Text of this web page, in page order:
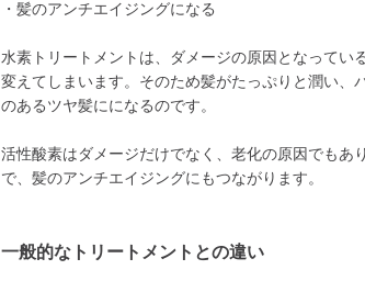
・髪のアンチエイジングになる
水素トリートメントは、ダメージの原因となってい
変えてしまいます。そのため髪がたっぷりと潤い、
のあるツヤ髪にになるのです。
活性酸素はダメージだけでなく、老化の原因でもあ
で、髪のアンチエイジングにもつながります。
一般的なトリートメントとの違い